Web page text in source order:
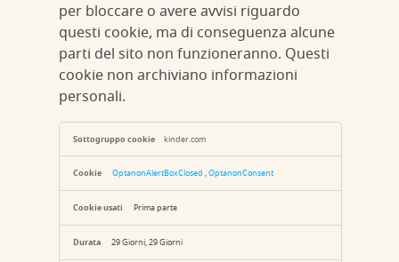
per bloccare o avere avvisi riguardo
questi cookie, ma di conseguenza alcune
parti del sito non funzioneranno. Questi
cookie non archiviano informazioni
personali.
Cookie
strettamente
kinder.com
OptanonAlertBoxClosed ,OptanonConsent
Prima parte
29 Giorni, 29 Giorni